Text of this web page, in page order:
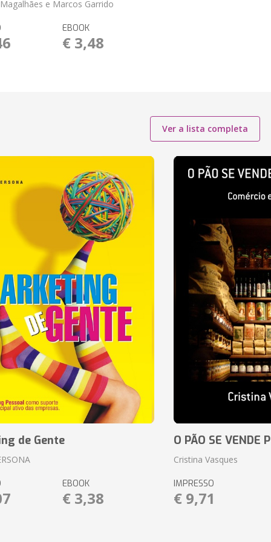
e Marcos Garrido
EBOOK
€ 3,48
Ver a lista completa
de Gente
EBOOK
€ 3,38
O PÃO SE VENDE
Cristina Vasques
IMPRESSO
€ 9,71